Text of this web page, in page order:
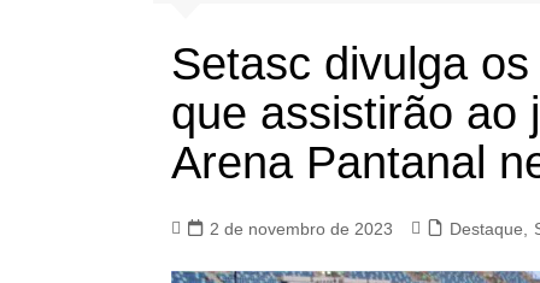
Setasc divulga
que assistirão ao
Arena Pantanal
2 de novembro de 2023 Destaque